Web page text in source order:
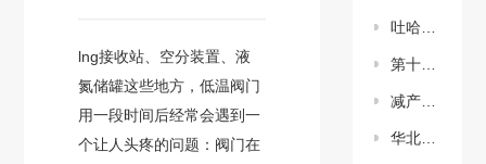
lng接收站、空分装置、液
氮储罐这些地方，低温阀门
用一段时间后经常会遇到一
个让人头疼的问题：阀门在
吐哈油田52条措施筑牢防洪“大坝”
第十一届中国（上海）国际流体机械展览会盛大启幕，开年首展！550家展商打造5万平流体机械装备盛宴。
减产伴随成本负反馈 节后钢市反弹中磨底
华北油田煤层气高效增产